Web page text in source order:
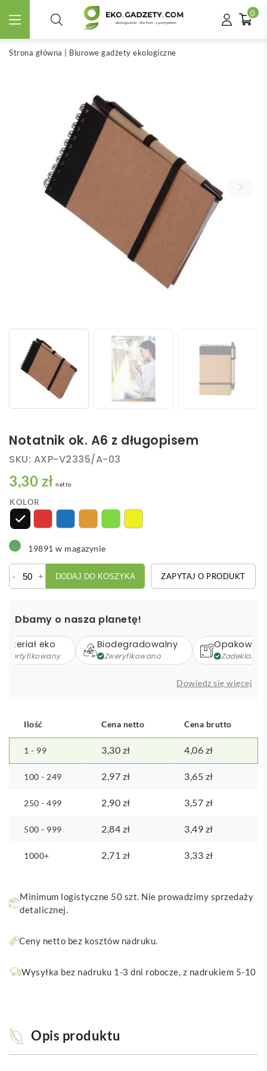
0
Strona główna Biurowe gadżety ekologiczne
Notatnik ok. A6 z długopisem
SKU: AXP-V2335/A-03
3,30 zł netto
KOLOR
19891 w magazynie
-
Notatnik
długopisem
+ DODAJ DO KOSZYKA ZAPYTAJ O PRODUKT
Dbamy o nasza planetę!
eko
Certyfikowany
Biodegradowalny
Zweryfikowano
Dowiedz się więcej
Ilość Cena netto Cena brutto
1 - 99 3,30 zł 4,06 zł
100 - 249 2,97 zł 3,65 zł
250 - 499 2,90 zł 3,57 zł
500 - 999 2,84 zł 3,49 zł
1000+ 2,71 zł 3,33 zł
Minimum logistyczne 50 szt. Nie prowadzimy sprzedaży
detalicznej.
Ceny netto bez kosztów nadruku.
Wysyłka bez nadruku 1-3 dni robocze, z nadrukiem 5-10
Opis produktu